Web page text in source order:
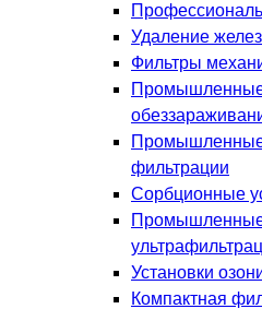
Удаление
Фильтры
Промышленные
фильтрации
Сорбционные
Установки
Компактная